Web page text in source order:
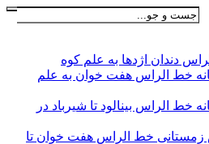
دندان اژدها به علم کوه
خط الراس هفت خوان به علم
خط الراس بینالود تا شیرباد در
زمستانی خط الراس هفت خوان تا